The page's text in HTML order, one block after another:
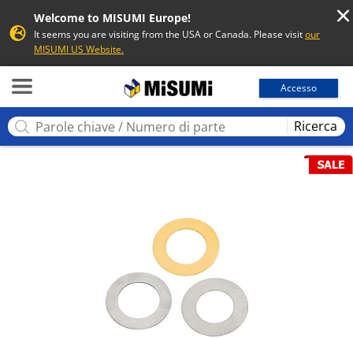
Welcome to MISUMI Europe!
It seems you are visiting from the USA or Canada. Please visitour
MISUMI US Website.
Accesso
Ricerca